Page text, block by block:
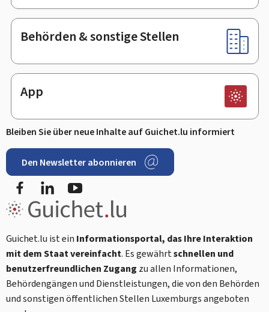
Behörden & sonstige Stellen
App
Bleiben Sie über neue Inhalte auf Guichet.lu informiert
Den Newsletter abonnieren
FacebookLinkedIn
Guichet.lu ist ein Informationsportal, das Ihre Interaktion
mit dem Staat vereinfacht. Es gewährtschnellen und
benutzerfreundlichen Zugang zu allen Informationen,
Behördengängen und Dienstleistungen, die von den Behörden
und sonstigen öffentlichen Stellen Luxemburgs angeboten